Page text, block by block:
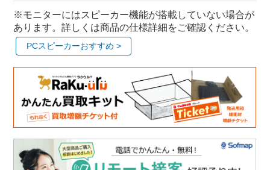
※モニターにはスピーカー機能が搭載していない場合が
あります。詳しくは商品の仕様詳細をご確認ください。
PCスピーカーおすすめ >